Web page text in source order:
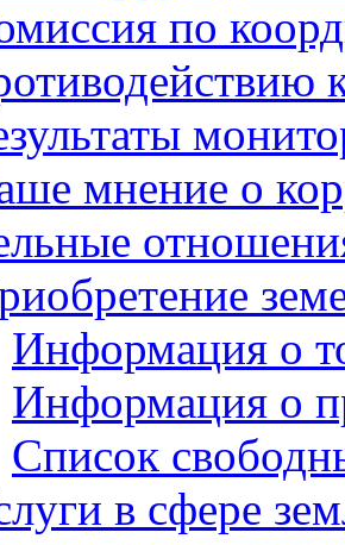
по
мнение о
Информация о
Информация о
Список
в сфере